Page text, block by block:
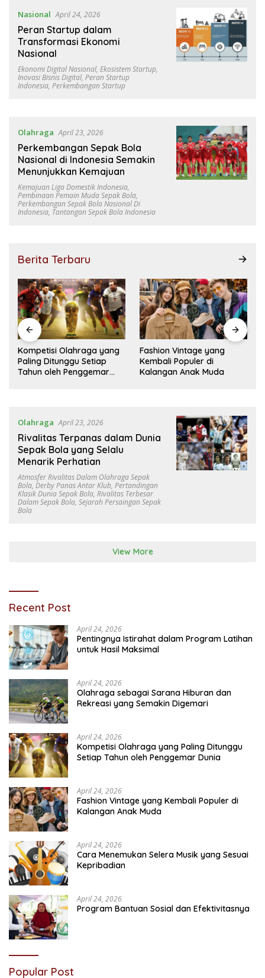
Nasional April 24, 2026
Peran Startup dalam
Transformasi Ekonomi
Nasional
Ekonomi Digital Nasional, Ekosistem Startup,
Inovasi Bisnis Digital, Peran Startup
Indonesia, Perkembangan Startup
Olahraga April 23, 2026
Perkembangan Sepak Bola
Nasional di Indonesia Semakin
Menunjukkan Kemajuan
Kemajuan Liga Domestik Indonesia,
Pembinaan Pemain Muda Sepak Bola,
Perkembangan Sepak Bola Nasional Di
Indonesia, Tantangan Sepak Bola Indonesia
Berita Terbaru
Fashion Vintage yang
Kembali Populer di
Kalangan Anak Muda
Cara Menemukan Selera
Musik yang Sesuai
Kepribadian
Olahraga April 23, 2026
Rivalitas Terpanas dalam Dunia
Sepak Bola yang Selalu
Menarik Perhatian
Atmosfer Rivalitas Dalam Olahraga Sepak
Bola, Derby Panas Antar Klub, Pertandingan
Klasik Dunia Sepak Bola, Rivalitas Terbesar
Dalam Sepak Bola, Sejarah Persaingan Sepak
Bola
View More
Recent Post
April 24, 2026
Pentingnya Istirahat dalam Program Latihan
untuk Hasil Maksimal
April 24, 2026
Olahraga sebagai Sarana Hiburan dan
Rekreasi yang Semakin Digemari
April 24, 2026
Kompetisi Olahraga yang Paling Ditunggu
Setiap Tahun oleh Penggemar Dunia
April 24, 2026
Fashion Vintage yang Kembali Populer di
Kalangan Anak Muda
April 24, 2026
Cara Menemukan Selera Musik yang Sesuai
Kepribadian
April 24, 2026
Program Bantuan Sosial dan Efektivitasnya
Popular Post